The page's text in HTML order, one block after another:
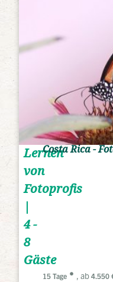
Lernen
von
Fotoprofis
|
4 -
8
Gäste
Costa Rica -
15 Tage , ab 4.550